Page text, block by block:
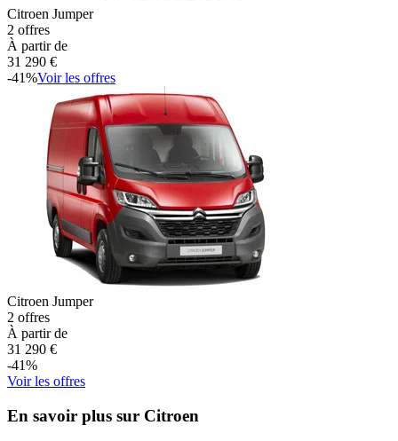
Citroen Jumper
2 offres
À partir de
31 290 €
-41%Voir les offres
Citroen Jumper
2 offres
À partir de
31 290 €
-41%
Voir les offres
En savoir plus sur Citroen